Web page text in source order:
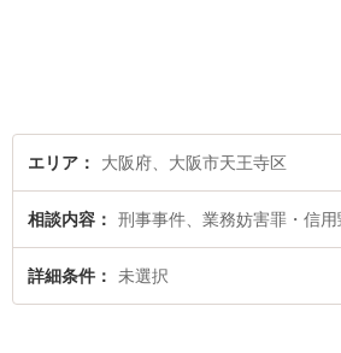
エリア 大阪府、大阪市天王寺区
相談内容 刑事事件、業務妨害罪・信
詳細条件 未選択